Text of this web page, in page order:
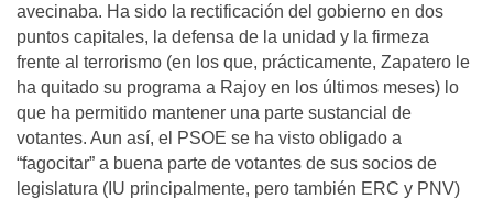
avecinaba. Ha sido la rectificación del gobierno en dos
puntos capitales, la defensa de la unidad y la firmeza
frente al terrorismo (en los que, prácticamente, Zapatero le
ha quitado su programa a Rajoy en los últimos meses) lo
que ha permitido mantener una parte sustancial de
votantes. Aun así, el PSOE se ha visto obligado a
“fagocitar” a buena parte de votantes de sus socios de
legislatura (IU principalmente, pero también ERC y PNV)